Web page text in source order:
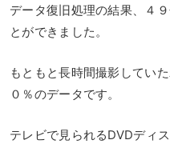
データ復旧処理の結果、４
とができました。
もともと長時間撮影してい
０％のデータです。
テレビで見られるDVDディ